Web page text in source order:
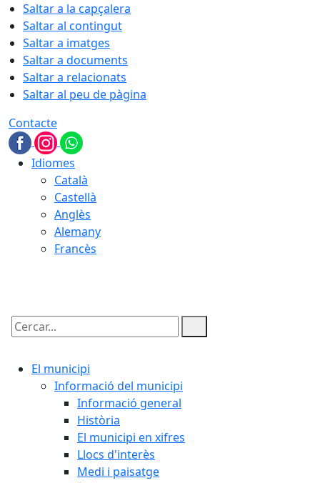
Saltar a la capçalera
Saltar al contingut
Saltar a imatges
Saltar a documents
Saltar a relacionats
Saltar al peu de pàgina
Contacte
Idiomes
Català
Castellà
Anglès
Alemany
Francès
Cercar:
El municipi
Informació del municipi
Informació general
Història
El municipi en xifres
Llocs d'interès
Medi i paisatge